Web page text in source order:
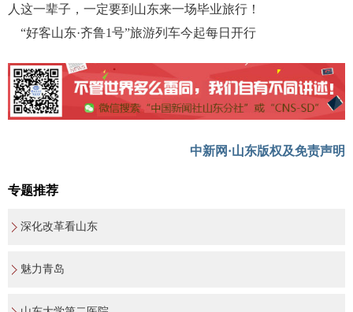
人这一辈子，一定要到山东来一场毕业旅行！
“好客山东·齐鲁1号”旅游列车今起每日开行
中新网·山东版权及免责声明
专题推荐
深化改革看山东
魅力青岛